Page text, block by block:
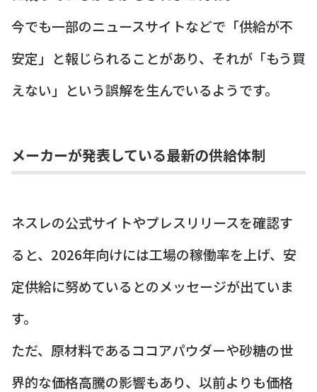
今でも一部のニュースサイトなどで「供給が不
安定」と報じられることがあり、それが「もう買
えない」という誤解を生んでいるようです。
メーカーが発表している最新の供給体制
ネスレの公式サイトやプレスリリースを確認す
ると、2026年向けには工場の稼働率を上げ、安
定供給に努めているとのメッセージが出ていま
す。
ただ、原材料であるココアパウダーや砂糖の世
界的な価格高騰の影響もあり、以前よりも価格